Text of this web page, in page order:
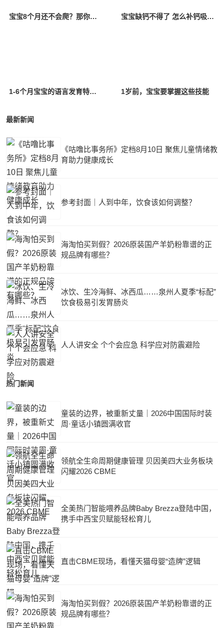
宝宝8个月还不会爬？那你一定要看看！ 宝宝缺钙不得了 怎么补钙吸收好？
1-6个月宝宝的语言发育特点是什么？ 1岁前，宝宝要掌握这些技能
最新新闻
《咕噜比事务所》定档8月10日 聚焦儿童情绪教
育助力健康成长
参考封面｜人到中年，饮食该如何调整？
海淘怕买到假？2026原装国产羊奶粉靠谱的正
规品牌有哪些？
冰饮、生冷海鲜、冰西瓜……泉州人夏季“标配”
饮食极易引发胃肠炎
人人讲安全 个个会应急 科学应对防震避险
热门新闻
童装的边界，被重新丈量｜2026中国国际时装
周·童话小镇圆满收官
领航全生命周期健康管理 贝因美四大业务板块
闪耀2026 CBME
全美热门智能喂养品牌Baby Brezza登陆中国，
携手中西宝贝赋能轻松育儿
直击CBME现场，看懂天猫母婴“造牌”逻辑
海淘怕买到假？2026原装国产羊奶粉靠谱的正
规品牌有哪些？